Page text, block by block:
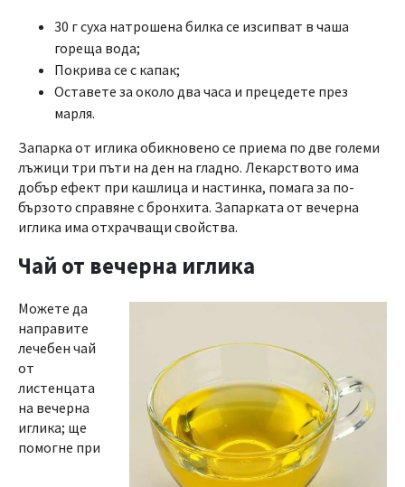
30 г суха натрошена билка се изсипват в чаша
гореща вода;
Покрива се с капак;
Оставете за около два часа и прецедете през
марля.
Запарка от иглика обикновено се приема по две големи
лъжици три пъти на ден на гладно. Лекарството има
добър ефект при кашлица и настинка, помага за по-
бързото справяне с бронхита. Запарката от вечерна
иглика има отхрачващи свойства.
Чай от вечерна иглика
Можете да
направите
лечебен чай
от
листенцата
на вечерна
иглика; ще
помогне при